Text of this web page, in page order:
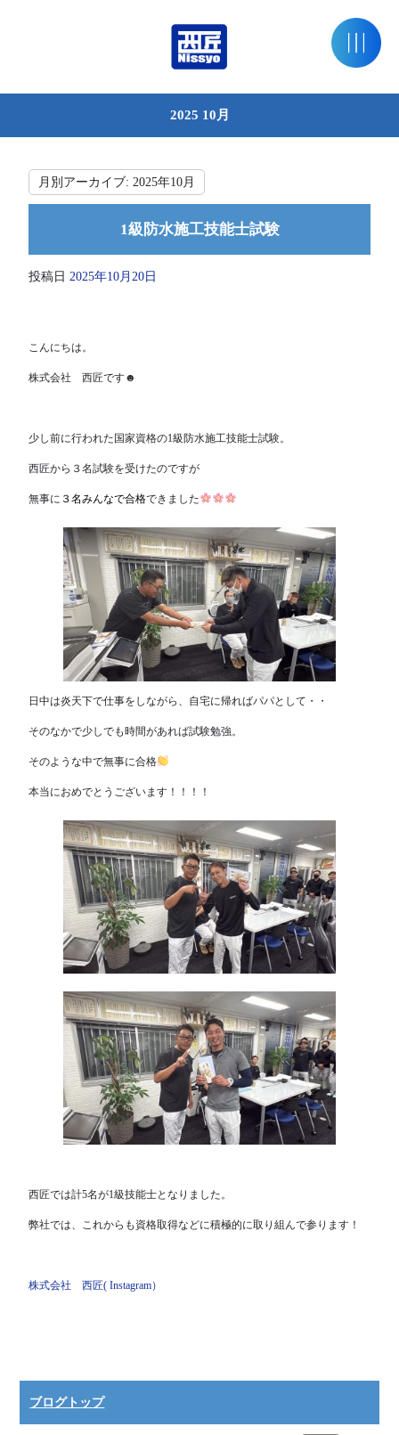
2025 10月
月別アーカイブ:2025年10月
1級防水施工技能士試験
投稿日 2025年10月20日
こんにちは。
株式会社 西匠です☻
少し前に行われた国家資格の1級防水施工技能士試験。
西匠から３名試験を受けたのですが
無事に ３名みんなで合格できました
日中は炎天下で仕事をしながら、自宅に帰ればパパとして・・
そのなかで少しでも時間があれば試験勉強。
そのような中で無事に合格
本当におめでとうございます！！！！
西匠では計5名が1級技能士となりました。
弊社では、これからも資格取得などに積極的に取り組んで参ります！
株式会社 西匠( Instagram）
ブログトップ